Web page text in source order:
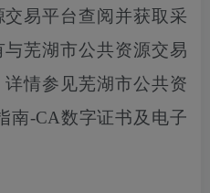
易平台查阅并获取采
芜湖市公共资源交易
情参见芜湖市公共资
南-CA数字证书及电子